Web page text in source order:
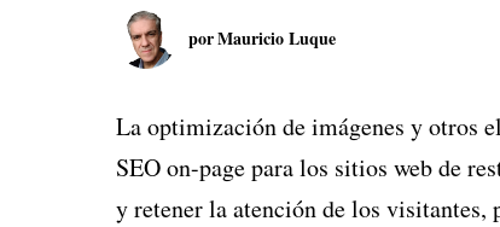
porMauricio Luque
La optimización de imágenes y otros
SEO on-page para los sitios web de
y retener la atención de los visitantes,